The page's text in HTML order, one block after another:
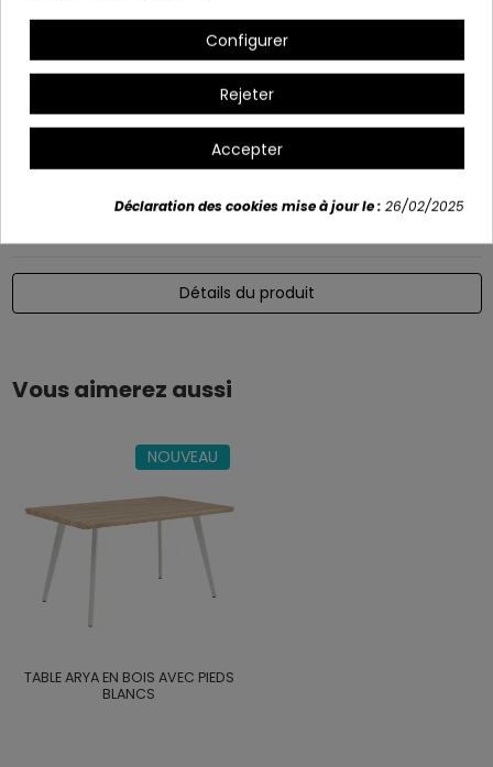
Évitez les produits et éléments abrasifs avec des adhésifs ou
des adhésifs, car ils peuvent endommager la surface.
Nettoyer uniquement avec un chiffon doux humidifié dans
l'eau et séchez correctement après le nettoyage.
Variants
Détails du produit
Vous aimerez aussi
NOUVEAU
TABLE ARYA EN BOIS AVEC PIEDS
BLANCS
Configurer
Rejeter
Accepter
Déclaration des cookies mise à jour le :26/02/2025